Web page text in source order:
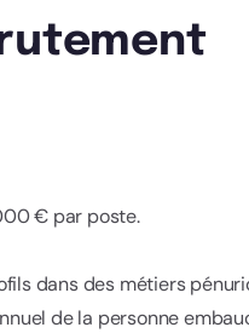
€ par poste.
dans des métiers
de la personne